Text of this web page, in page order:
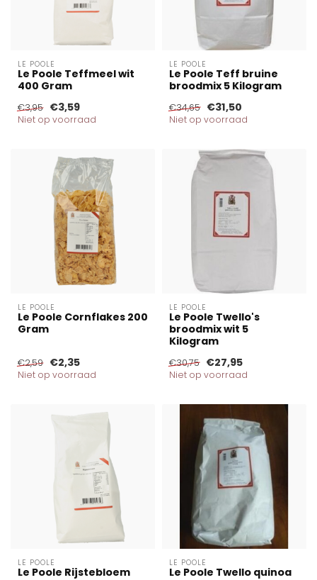
LE POOLE
Le Poole Teffmeel wit
400 Gram
€3,95 €3,59
Niet op voorraad
LE POOLE
Le Poole Teff bruine
broodmix 5 Kilogram
€34,65 €31,50
Niet op voorraad
LE POOLE
Le Poole Cornflakes 200
Gram
€2,59 €2,35
Niet op voorraad
LE POOLE
Le Poole Twello's
broodmix wit 5
Kilogram
€30,75 €27,95
Niet op voorraad
LE POOLE
Le Poole Rijstebloem
LE POOLE
Le Poole Twello quinoa